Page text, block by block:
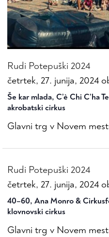
Rudi Potepuški 2024
Še kar mlada, C’è Chi C’ha
akrobatski cirkus
četrtek, 27. junija, 2024
Glavni trg v Novem
Rudi Potepuški 2024
40–60, Ana Monro &
klovnovski cirkus
četrtek, 27. junija, 2024
Glavni trg v Novem